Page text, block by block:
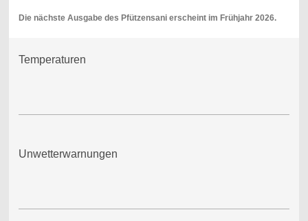
Die nächste Ausgabe des Pfützensani erscheint im Frühjahr 2026.
Temperaturen
Unwetterwarnungen